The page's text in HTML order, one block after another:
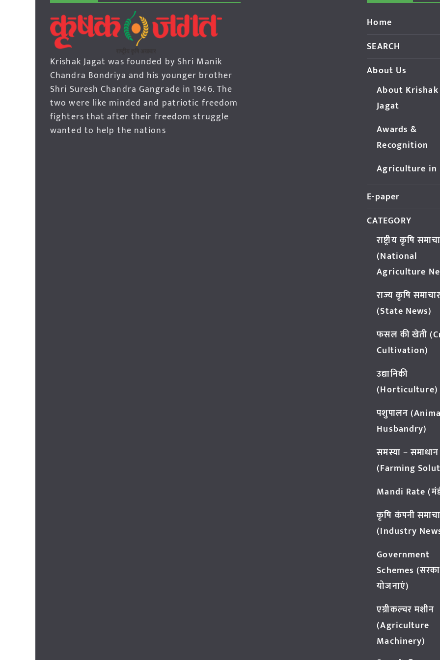
Krishak Jagat was founded by Shri Manik
Chandra Bondriya and his younger brother
Shri Suresh Chandra Gangrade in 1946. The
two were like minded and patriotic freedom
fighters that after their freedom struggle
wanted to help the nations
Home
SEARCH
About Us
About Krishak
Jagat
Awards &
Recognition
Agriculture in
E-paper
CATEGORY
राष्ट्रीय कृषि
(National
Agriculture
राज्य कृषि समाचार
(State News)
फसल की खेती
Cultivation)
उद्यानिकी
(Horticulture)
पशुपालन
Husbandry)
समस्या – समाधान
(Farming
Mandi Rate
कृषि कंपनी
(Industry
Government
Schemes
योजनाएं)
एग्रीकल्चर मशीन
(Agriculture
Machinery)